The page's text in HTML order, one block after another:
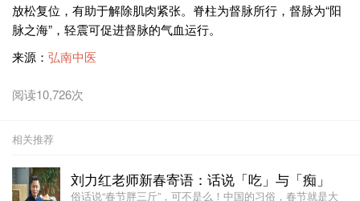
放松复位，有助于解除肌肉紧张。脊柱为督脉所行，督脉为“阳
脉之海”，轻震可促进督脉的气血运行。
来源： 弘南中医
阅读10,726次
相关推荐
刘力红老师新春寄语：话说「吃」与「痴」
俗话说“春节胖三斤”，可不是么！中国的习俗，春节就是大